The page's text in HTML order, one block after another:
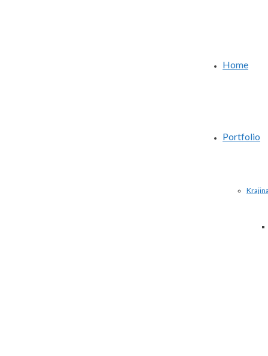
Home
Portfolio